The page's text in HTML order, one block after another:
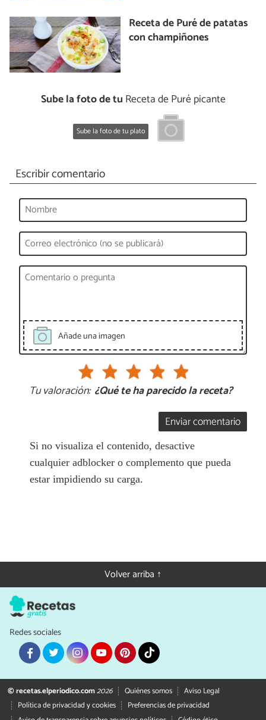
Receta de Puré de patatas
con champiñones
Sube la foto de tu Receta de Puré picante
Sube la foto de tu plato
Escribir comentario
Añade una imagen
Tu valoración: ¿Qué te ha parecido la receta?
Enviar comentario
Si no visualiza el contenido, desactive
cualquier adblocker o complemento que pueda
estar impidiendo su carga.
Volver arriba ↑
Redes sociales
© recetas.elperiodico.com2026 Quiénes somos
Aviso Legal
Política de privacidad y cookies
Preferencias de privacidad